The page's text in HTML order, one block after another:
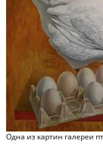
Одна из картин галереи